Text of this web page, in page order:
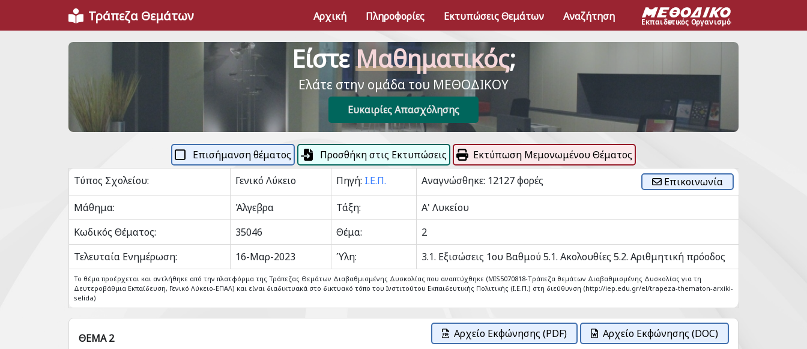
Τράπεζα Θεμάτων Αρχική Πληροφορίες Εκτυπώσεις Θεμάτων Αναζήτηση
ΕίστεΜαθηματικός;
Ελάτε στην ομάδα του ΜΕΘΟΔΙΚΟΥ
Ευκαιρίες Απασχόλησης
Επισήμανση θέματος Προσθήκη στις Εκτυπώσεις
Εκτύπωση Μεμονωμένου Θέματος
Τύπος Σχολείου:
Γενικό Λύκειο Πηγή: Ι.Ε.Π. Αναγνώσθηκε: 12127 φορές
Επικοινωνία
Μάθημα:
Άλγεβρα Τάξη:
Α' Λυκείου
Κωδικός Θέματος:
35046 Θέμα:
2
Τελευταία Ενημέρωση:
16-Μαρ-2023 Ύλη: 3.1. Εξισώσεις 1ου Βαθμού 5.1. Ακολουθίες 5.2. Αριθμητική πρόοδος
Το θέμα προέρχεται και αντλήθηκε από την πλατφόρμα της Τράπεζας Θεμάτων Διαβαθμισμένης Δυσκολίας που αναπτύχθηκε (MIS5070818-Tράπεζα θεμάτων Διαβαθμισμένης Δυσκολίας για τη
Δευτεροβάθμια Εκπαίδευση, Γενικό Λύκειο-ΕΠΑΛ) και είναι διαδικτυακά στο δικτυακό τόπο του Ινστιτούτου Εκπαιδευτικής Πολιτικής (Ι.Ε.Π.) στη διεύθυνση (http://iep.edu.gr/el/trapeza-thematon-arxiki-
selida)
Αρχείο Εκφώνησης (PDF) Αρχείο Εκφώνησης (DOC)
ΘΕΜΑ 2